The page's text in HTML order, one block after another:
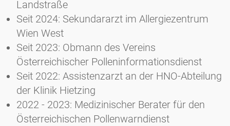
Landstraße
Seit 2024: Sekundararzt im Allergiezentrum
Wien West
Seit 2023: Obmann des Vereins
Österreichischer Polleninformationsdienst
Seit 2022: Assistenzarzt an der HNO-Abteilung
der Klinik Hietzing
2022 - 2023: Medizinischer Berater für den
Österreichischen Pollenwarndienst